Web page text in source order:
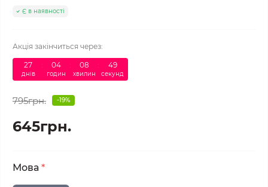
Є в наявності
Акція закінчиться через:
27
днів
04
годин
08
хвилин
48
секунд
795грн. -19%
645грн.
Мова *